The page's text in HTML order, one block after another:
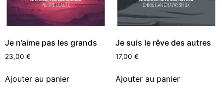
Je n’aime pas les grands
23,00 €
Ajouter au panier
Je suis le rêve des autres
17,00 €
Ajouter au panier